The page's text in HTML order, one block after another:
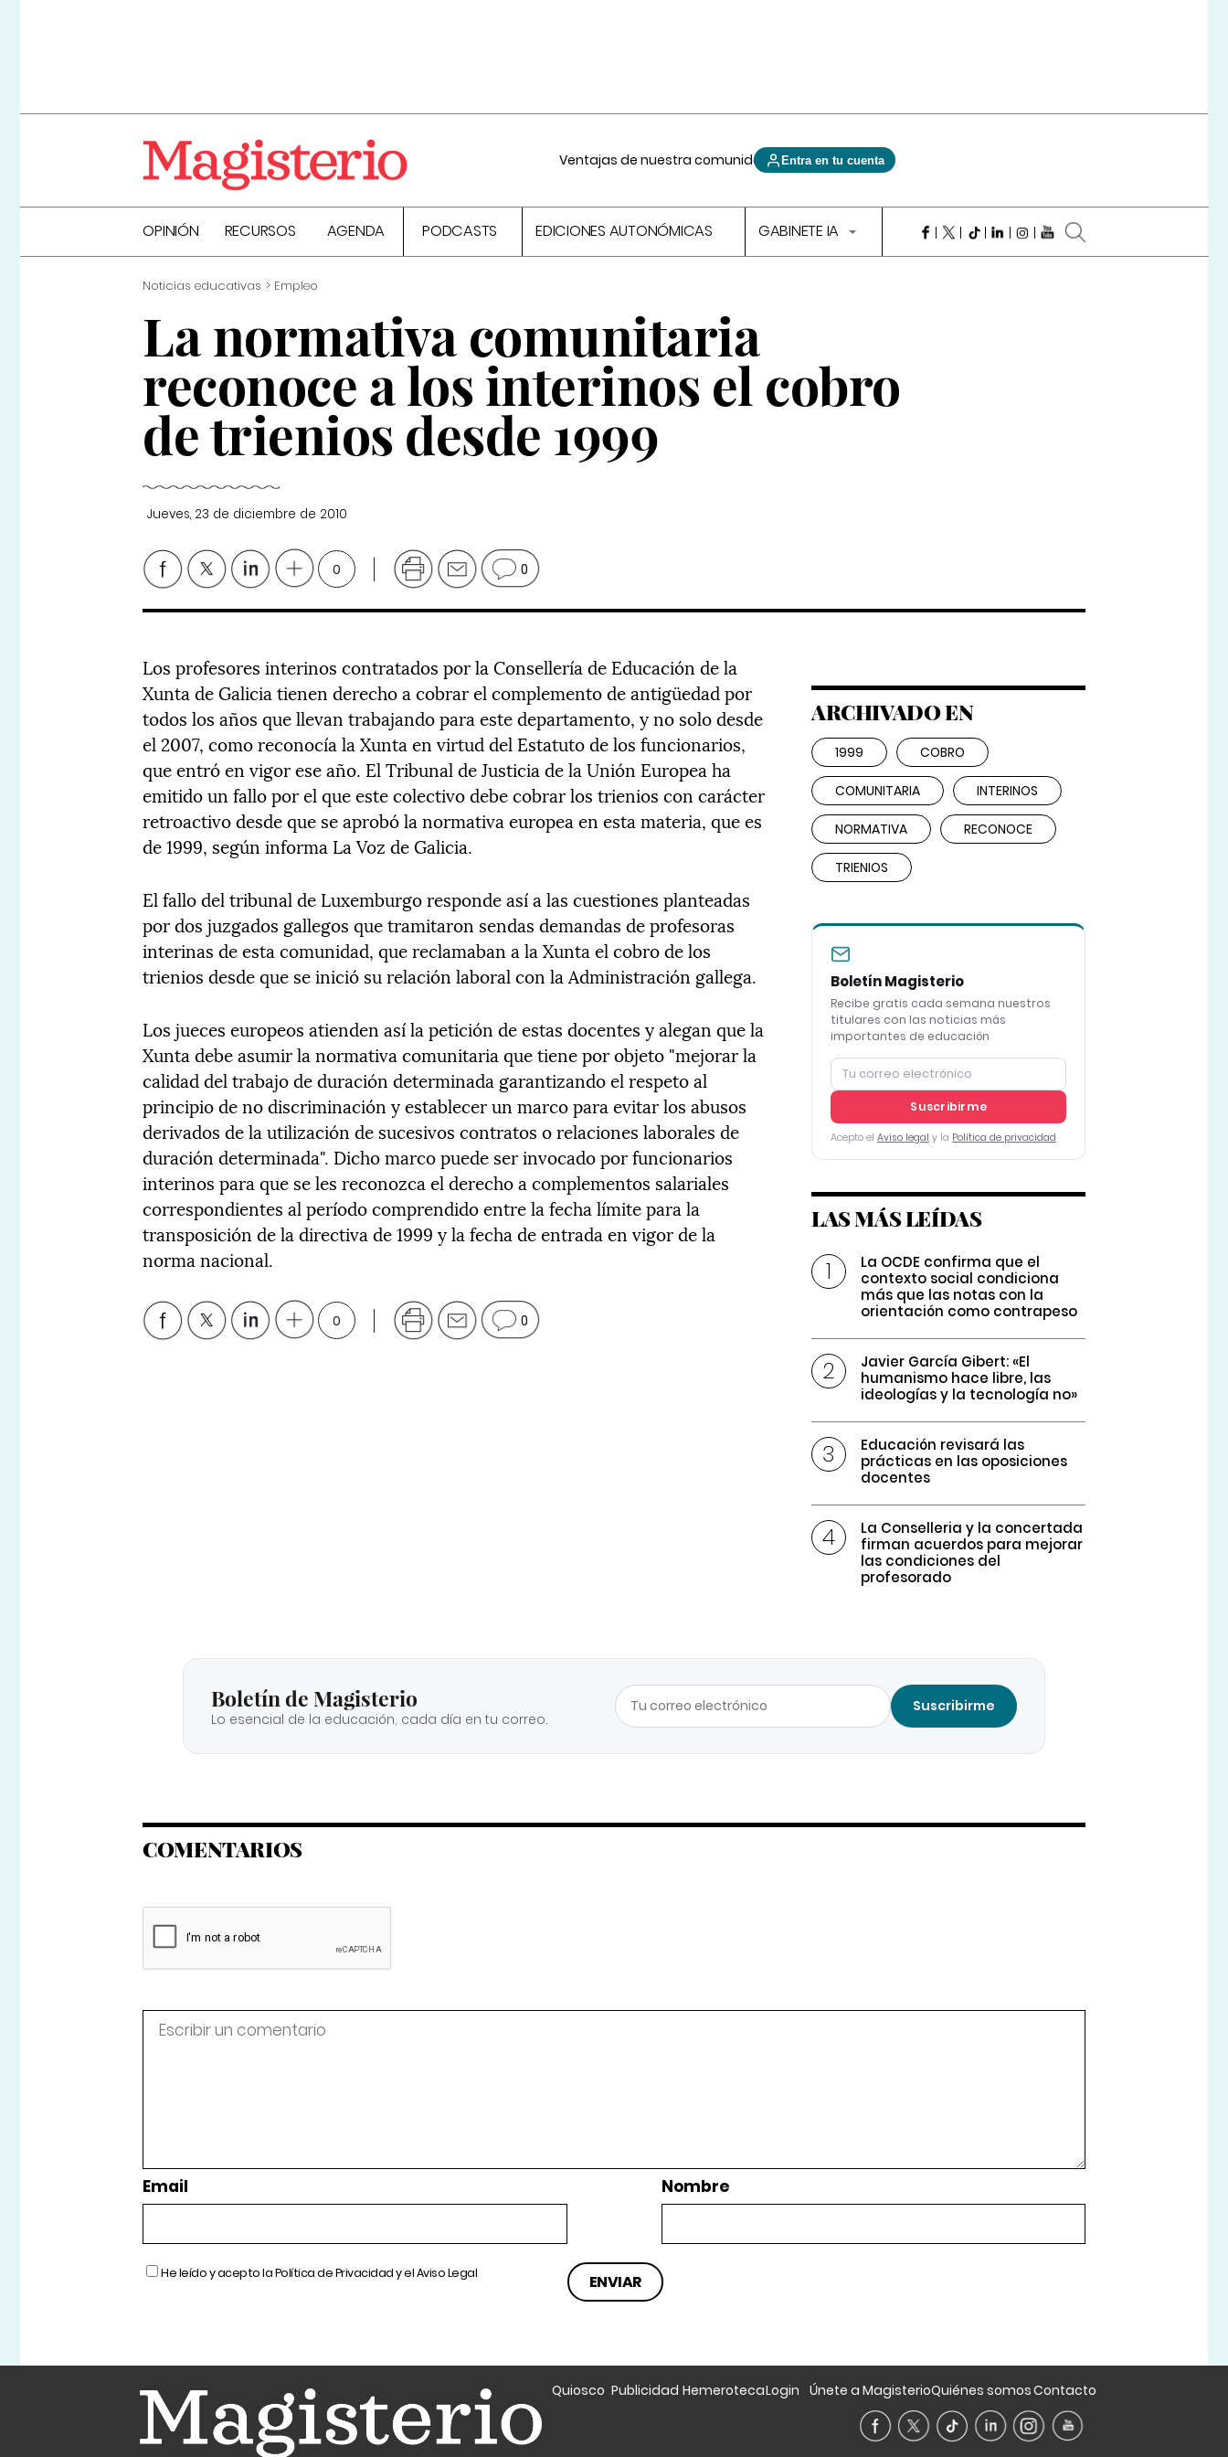
Ventajas de nuestra comunidad Entra en tu cuenta
OPINIÓN RECURSOS AGENDA PODCASTS EDICIONES AUTONÓMICAS GABINETE IA
Noticias educativas Empleo
La normativa comunitaria
reconoce a los interinos el cobro
de trienios desde 1999
Jueves, 23 de diciembre de 2010
0 0
Los profesores interinos contratados por la Consellería de Educación de la
Xunta de Galicia tienen derecho a cobrar el complemento de antigüedad por
todos los años que llevan trabajando para este departamento, y no solo desde
el 2007, como reconocía la Xunta en virtud del Estatuto de los funcionarios,
que entró en vigor ese año. El Tribunal de Justicia de la Unión Europea ha
emitido un fallo por el que este colectivo debe cobrar los trienios con carácter
retroactivo desde que se aprobó la normativa europea en esta materia, que es
de 1999, según informa La Voz de Galicia.
El fallo del tribunal de Luxemburgo responde así a las cuestiones planteadas
por dos juzgados gallegos que tramitaron sendas demandas de profesoras
interinas de esta comunidad, que reclamaban a la Xunta el cobro de los
trienios desde que se inició su relación laboral con la Administración gallega.
Los jueces europeos atienden así la petición de estas docentes y alegan que la
Xunta debe asumir la normativa comunitaria que tiene por objeto "mejorar la
calidad del trabajo de duración determinada garantizando el respeto al
principio de no discriminación y establecer un marco para evitar los abusos
derivados de la utilización de sucesivos contratos o relaciones laborales de
duración determinada". Dicho marco puede ser invocado por funcionarios
interinos para que se les reconozca el derecho a complementos salariales
correspondientes al período comprendido entre la fecha límite para la
transposición de la directiva de 1999 y la fecha de entrada en vigor de la
norma nacional.
0 0
ARCHIVADO EN
1999 COBRO
COMUNITARIA INTERINOS
NORMATIVA RECONOCE
TRIENIOS
Boletín Magisterio
Recibe gratis cada semana nuestros
titulares con las noticias más
importantes de educación
Suscribirme
Acepto el Aviso legal y la Política de privacidad
LAS MÁS LEÍDAS
La OCDE confirma que el
contexto social condiciona
más que las notas con la
orientación como contrapeso
Javier García Gibert: «El
humanismo hace libre, las
ideologías y la tecnología no»
Educación revisará las
prácticas en las oposiciones
docentes
La Conselleria y la concertada
firman acuerdos para mejorar
las condiciones del
profesorado
Boletín de Magisterio
Lo esencial de la educación, cada día en tu correo.
Suscribirme
COMENTARIOS
Email Nombre
He leído y acepto laPolítica de Privacidady elAviso Legal
Quiosco Publicidad HemerotecaLogin Únete a MagisterioQuiénes somosContacto